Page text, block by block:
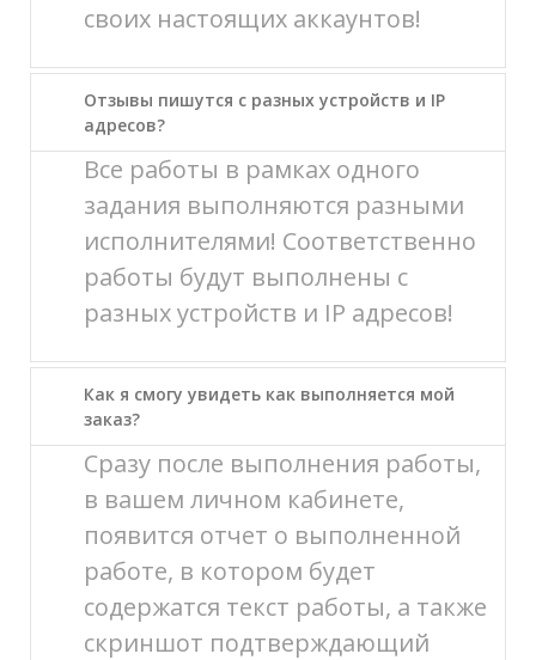
своих настоящих аккаунтов!
Отзывы пишутся с разных устройств и IP
адресов?
Все работы в рамках одного
задания выполняются разными
исполнителями! Соответственно
работы будут выполнены с
разных устройств и IP адресов!
Как я смогу увидеть как выполняется мой
заказ?
Сразу после выполнения работы,
в вашем личном кабинете,
появится отчет о выполненной
работе, в котором будет
содержатся текст работы, а также
скриншот подтверждающий